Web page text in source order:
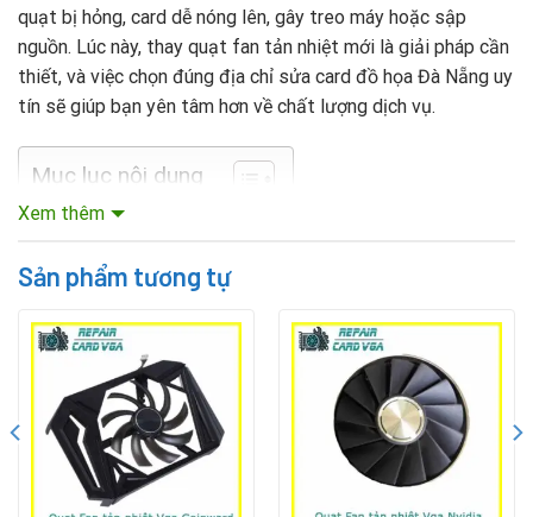
quạt bị hỏng, card dễ nóng lên, gây treo máy hoặc sập
nguồn. Lúc này, thay quạt fan tản nhiệt mới là giải pháp cần
thiết, và việc chọn đúng địa chỉ sửa card đồ họa Đà Nẵng uy
tín sẽ giúp bạn yên tâm hơn về chất lượng dịch vụ.
Mục lục nội dung
Giữ hiệu năng ổn định khi chơi game và làm việc nặng.
Bảo vệ GPU khỏi quá nhiệt, tránh hư hỏng nặng.
Kéo dài tuổi thọ card, giảm nguy cơ phải thay mới toàn
bộ VGA.
Tiết kiệm chi phí sửa chữa nhờ xử lý đúng lúc.
Xem thêm
Sản phẩm tương tự